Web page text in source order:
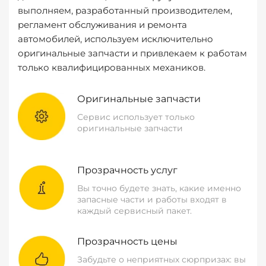
выполняем, разработанный производителем,
регламент обслуживания и ремонта
автомобилей, используем исключительно
оригинальные запчасти и привлекаем к работам
только квалифицированных механиков.
Оригинальные запчасти
Сервис использует только
оригинальные запчасти
Прозрачность услуг
Вы точно будете знать, какие именно
запасные части и работы входят в
каждый сервисный пакет.
Прозрачность цены
Забудьте о неприятных сюрпризах: вы